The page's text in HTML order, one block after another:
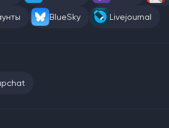
BlueSky Livejournal